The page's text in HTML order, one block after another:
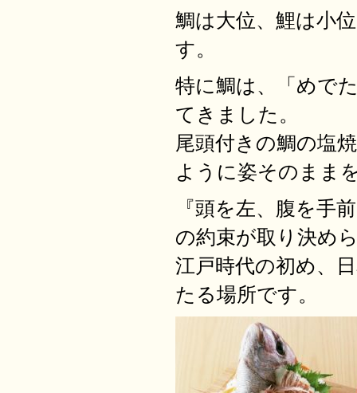
鯛は大位、鯉は小
す。
特に鯛は、「めで
てきました。
尾頭付きの鯛の塩
ように姿そのまま
『頭を左、腹を手
の約束が取り決め
江戸時代の初め、
たる場所です。